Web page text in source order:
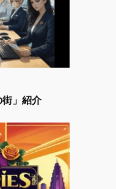
街」紹介